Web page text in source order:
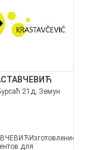
21д, Земун
для